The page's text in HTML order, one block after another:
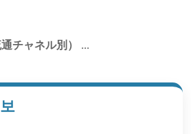
チャネル別） ...